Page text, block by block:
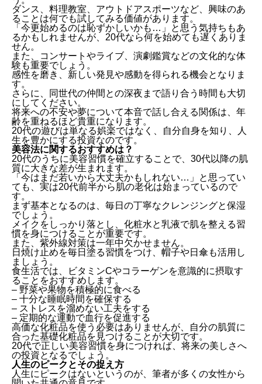
ダンス、料理教室、アウトドアスポーツなど、興味のあ
ることは何でも試してみる価値があります。
「今更始めるのは恥ずかしいかも…」と思う気持ちもあ
るかもしれませんが、20代なら何を始めても遅くありま
せん。
また、コンサートやライブ、演劇鑑賞などの文化的な体
験も重要でしょう。
感性を磨き、新しい発見や感動を得られる機会となりま
す。
さらに、同世代の仲間との深夜まで語り合う時間も大切
にしてください。
将来への不安や夢について本音で話し合える関係は、年
齢を重ねるほど貴重になります。
20代の遊びは単なる娯楽ではなく、自分自身を知り、人
生を豊かにする投資なのです。
美容法に関するおすすめは？
20代のうちに美容習慣を確立することで、30代以降の肌
質に大きな差が生まれます。
「今はまだ若いから大丈夫かもしれない…」と思ってい
ても、実は20代前半から肌の老化は始まっているので
す。
まず基本となるのは、毎日の丁寧なクレンジングと保湿
でしょう。
メイクをしっかり落とし、化粧水と乳液で肌を整える習
慣を身につけることが重要です。
また、紫外線対策は一年中欠かせません。
日焼け止めを毎日塗る習慣をつけ、帽子や日傘も活用し
ましょう。
食生活では、ビタミンCやコラーゲンを意識的に摂取す
ることをおすすめします。
– 野菜や果物を積極的に食べる
– 十分な睡眠時間を確保する
– ストレスを溜めない工夫をする
– 定期的な運動で血行を促進する
高価な化粧品を使う必要はありませんが、自分の肌質に
合った基礎化粧品を見つけることが大切です。
20代で正しい美容習慣を身につければ、将来の美しさへ
の投資となるでしょう。
人生のピークとその捉え方
人生にピークはないというのが、筆者が多くの女性から